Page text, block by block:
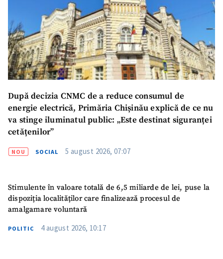
SUSȚINE
După decizia CNMC de a reduce consumul de
energie electrică, Primăria Chișinău explică de ce nu
va stinge iluminatul public: „Este destinat siguranței
cetățenilor”
NOU SOCIAL 5 august 2026, 07:07
Stimulente în valoare totală de 6,5 miliarde de lei, puse la
dispoziția localităților care finalizează procesul de
amalgamare voluntară
POLITIC 4 august 2026, 10:17